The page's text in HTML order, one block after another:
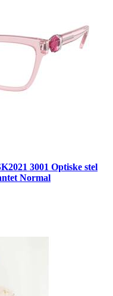
3001 Optiske stel
Normal